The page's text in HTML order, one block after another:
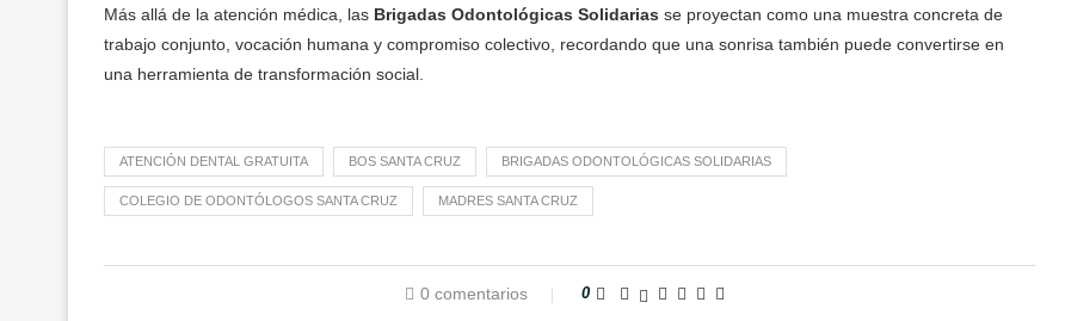
Más allá de la atención médica, las Brigadas Odontológicas Solidarias se proyectan como una muestra concreta de
trabajo conjunto, vocación humana y compromiso colectivo, recordando que una sonrisa también puede convertirse en
una herramienta de transformación social.
ATENCIÓN DENTAL GRATUITA BOS SANTA CRUZ BRIGADAS ODONTOLÓGICAS SOLIDARIAS
COLEGIO DE ODONTÓLOGOS SANTA CRUZ MADRES SANTA CRUZ
0 comentarios 0